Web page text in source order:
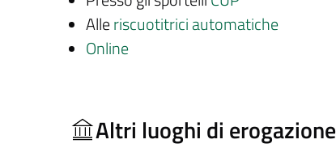
Alleriscuotitrici automatiche
Online
Altri luoghi di erogazione